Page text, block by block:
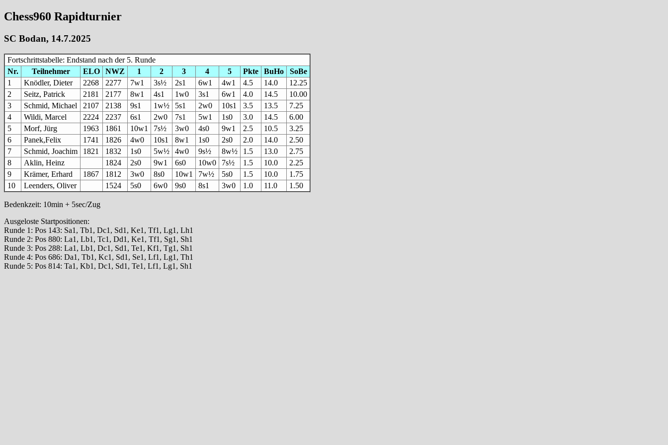
Chess960 Rapidturnier
SC Bodan, 14.7.2025
Fortschrittstabelle: Endstand nach der 5. Runde
Nr.
Teilnehmer ELO NWZ 1 2 3 4 5 Pkte BuHo
SoBe
1
Knödler, Dieter 2268 2277 7w1 3s½ 2s1 6w1 4w1 4.5 14.0
12.25
2
Seitz, Patrick 2181 2177 8w1 4s1 1w0 3s1 6w1 4.0 14.5
10.00
3
Schmid, Michael 2107 2138 9s1 1w½ 5s1 2w0 10s1 3.5 13.5
7.25
4
Wildi, Marcel 2224 2237 6s1 2w0 7s1 5w1 1s0 3.0 14.5
6.00
5
Morf, Jürg 1963 1861 10w1 7s½ 3w0 4s0 9w1 2.5 10.5
3.25
6
Panek,Felix 1741 1826 4w0 10s1 8w1 1s0 2s0 2.0 14.0
2.50
7
Schmid, Joachim 1821 1832 1s0 5w½ 4w0 9s½ 8w½ 1.5 13.0
2.75
8
Aklin, Heinz 1824 2s0 9w1 6s0 10w0 7s½ 1.5 10.0
2.25
9
Krämer, Erhard 1867 1812 3w0 8s0 10w1 7w½ 5s0 1.5 10.0
1.75
10
Leenders, Oliver 1524 5s0 6w0 9s0 8s1 3w0 1.0 11.0 1.50
Bedenkzeit: 10min + 5sec/Zug
Ausgeloste Startpositionen:
Runde 1: Pos 143: Sa1, Tb1, Dc1, Sd1, Ke1, Tf1, Lg1, Lh1
Runde 2: Pos 880: La1, Lb1, Tc1, Dd1, Ke1, Tf1, Sg1, Sh1
Runde 3: Pos 288: La1, Lb1, Dc1, Sd1, Te1, Kf1, Tg1, Sh1
Runde 4: Pos 686: Da1, Tb1, Kc1, Sd1, Se1, Lf1, Lg1, Th1
Runde 5: Pos 814: Ta1, Kb1, Dc1, Sd1, Te1, Lf1, Lg1, Sh1